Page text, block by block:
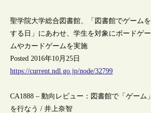
聖学院大学総合図書館、「図書館でゲームを
する日」にあわせ、学生を対象にボードゲー
ムやカードゲームを実施
Posted 2016年10月25日
https://current.ndl.go.jp/node/32799
CA1888 – 動向レビュー：図書館で「ゲーム」
を行なう / 井上奈智